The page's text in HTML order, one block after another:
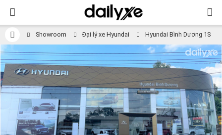
Showroom Đại lý xe Hyundai Hyundai Bình Dương 1S